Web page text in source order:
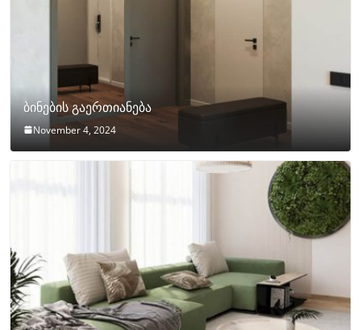
ბინების გაერთიანება
November 4, 2024